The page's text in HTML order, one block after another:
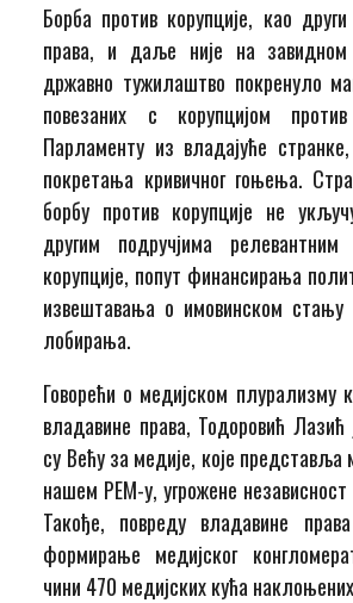
Борба против корупције, као
права, и даље није на
државно тужилаштво покренуло
повезаних с корупцијом
Парламенту из владајуће
покретања кривичног гоњења.
борбу против корупције не
другим подручјима
корупције, попут финансирања
извештавања о имовинском стању
лобирања.
Говорећи о медијском плурализму
владавине права, Тодоровић
су Већу за медије, које
нашем РЕМ-у, угрожене
Такође, повреду владавине
формирање медијског
чини 470 медијских кућа